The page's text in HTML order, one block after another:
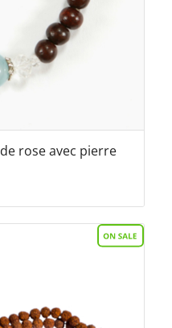
rose avec pierre